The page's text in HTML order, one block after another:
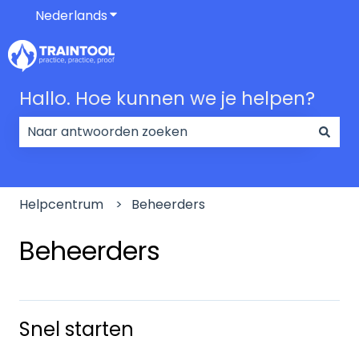
NederlandsSubmenu tonen voor vertalingen
Hallo. Hoe kunnen we je helpen?
Helpcentrum Beheerders
Beheerders
Snel starten